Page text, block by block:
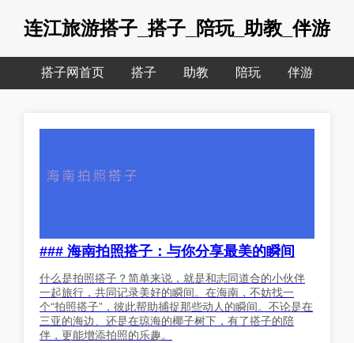
连江旅游搭子_搭子_陪玩_助教_伴游
搭子网首页 搭子 助教 陪玩 伴游
### 海南拍照搭子：与你分享最美的瞬间
什么是拍照搭子？简单来说，就是和志同道合的小伙伴
一起旅行，共同记录美好的瞬间。在海南，不妨找一
个“拍照搭子”，彼此帮助捕捉那些动人的瞬间。不论是在
三亚的海边、还是在琼海的椰子树下，有了搭子的陪
伴，更能增添拍照的乐趣。